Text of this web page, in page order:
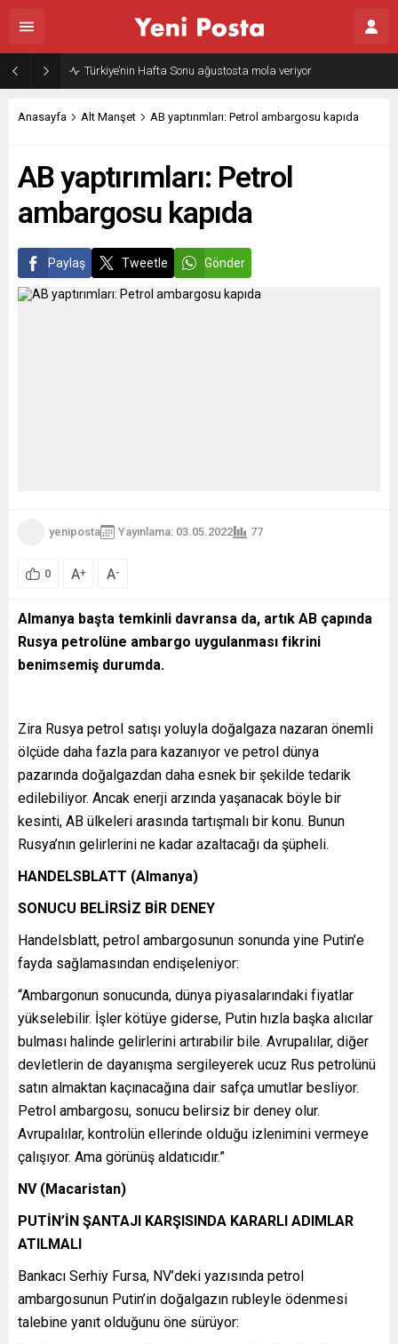
Türkiye’nin Hafta Sonu ağustosta mola veriyor
Anasayfa Alt Manşet AB yaptırımları: Petrol ambargosu kapıda
AB yaptırımları: Petrol
ambargosu kapıda
Paylaş Tweetle Gönder
yeniposta Yayınlama: 03.05.2022 77
0 A+ A-
Almanya başta temkinli davransa da, artık AB çapında
Rusya petrolüne ambargo uygulanması fikrini
benimsemiş durumda.
Zira Rusya petrol satışı yoluyla doğalgaza nazaran önemli
ölçüde daha fazla para kazanıyor ve petrol dünya
pazarında doğalgazdan daha esnek bir şekilde tedarik
edilebiliyor. Ancak enerji arzında yaşanacak böyle bir
kesinti, AB ülkeleri arasında tartışmalı bir konu. Bunun
Rusya’nın gelirlerini ne kadar azaltacağı da şüpheli.
HANDELSBLATT (Almanya)
SONUCU BELİRSİZ BİR DENEY
Handelsblatt, petrol ambargosunun sonunda yine Putin’e
fayda sağlamasından endişeleniyor:
“Ambargonun sonucunda, dünya piyasalarındaki fiyatlar
yükselebilir. İşler kötüye giderse, Putin hızla başka alıcılar
bulması halinde gelirlerini artırabilir bile. Avrupalılar, diğer
devletlerin de dayanışma sergileyerek ucuz Rus petrolünü
satın almaktan kaçınacağına dair safça umutlar besliyor.
Petrol ambargosu, sonucu belirsiz bir deney olur.
Avrupalılar, kontrolün ellerinde olduğu izlenimini vermeye
çalışıyor. Ama görünüş aldatıcıdır.”
NV (Macaristan)
PUTİN’İN ŞANTAJI KARŞISINDA KARARLI ADIMLAR
ATILMALI
Bankacı Serhiy Fursa, NV’deki yazısında petrol
ambargosunun Putin’in doğalgazın rubleyle ödenmesi
talebine yanıt olduğunu öne sürüyor: